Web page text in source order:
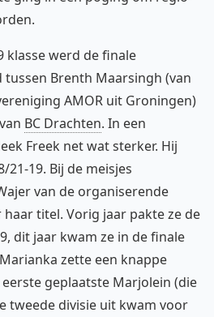
klasse werd de finale
tussen Brenth Maarsingh (van
AMOR uit Groningen)
BC Drachten. In een
Freek net wat sterker. Hij
21-19. Bij de meisjes
van de organiserende
titel. Vorig jaar pakte ze de
dit jaar kwam ze in de finale
zette een knappe
geplaatste Marjolein (die
tweede divisie uit kwam voor